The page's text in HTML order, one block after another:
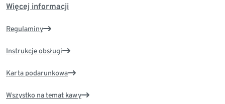
Więcej informacji
Regulaminy
Instrukcje obsługi
Karta podarunkowa
Wszystko na temat kawy